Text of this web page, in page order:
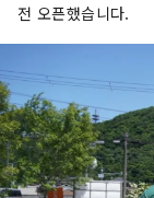
전 오픈했습니다.